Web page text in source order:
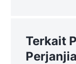
Terkait